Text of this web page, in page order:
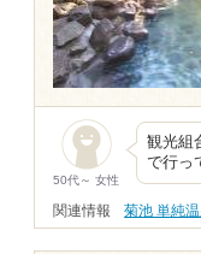
50代～ 女性
観光組
で行っ
関連情報 菊池 単純